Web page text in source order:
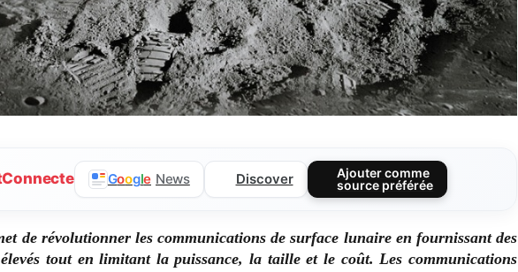
Google News Discover
Ajouter comme
source préférée
de révolutionner les communications de surface lunaire en fournissant des
tout en limitant la puissance, la taille et le coût. Les communications